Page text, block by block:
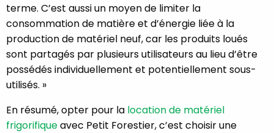
terme. C’est aussi un moyen de limiter la
consommation de matière et d’énergie liée à la
production de matériel neuf, car les produits loués
sont partagés par plusieurs utilisateurs au lieu d’être
possédés individuellement et potentiellement sous-
utilisés. »
En résumé, opter pour la location de matériel
frigorifiqueavec Petit Forestier, c’est choisir une